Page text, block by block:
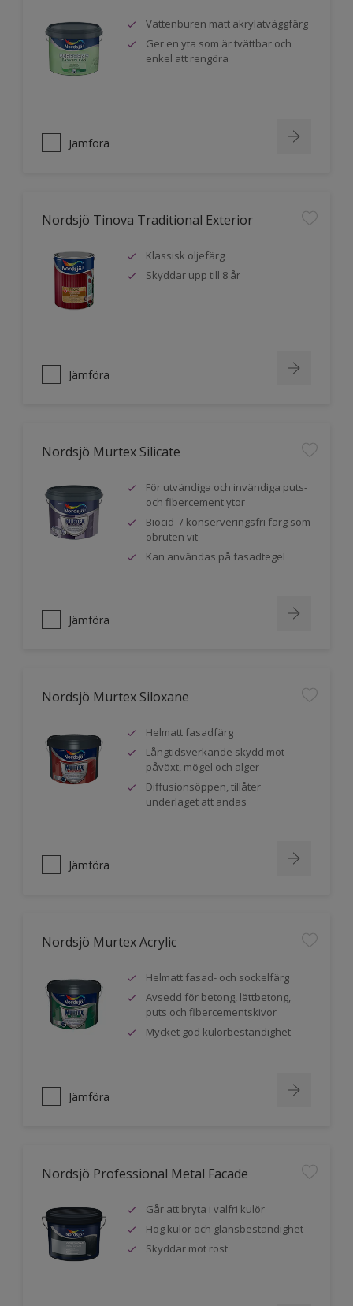
Vattenburen matt akrylatväggfärg
Ger en yta som är tvättbar och
enkel att rengöra
Jämföra
Nordsjö Tinova Traditional Exterior
Klassisk oljefärg
Skyddar upp till 8 år
Jämföra
Nordsjö Murtex Silicate
För utvändiga och invändiga puts-
och fibercement ytor
Biocid- / konserveringsfri färg som
obruten vit
Kan användas på fasadtegel
Jämföra
Nordsjö Murtex Siloxane
Helmatt fasadfärg
Långtidsverkande skydd mot
påväxt, mögel och alger
Diffusionsöppen, tillåter
underlaget att andas
Jämföra
Nordsjö Murtex Acrylic
Helmatt fasad- och sockelfärg
Avsedd för betong, lättbetong,
puts och fibercementskivor
Mycket god kulörbeständighet
Jämföra
Nordsjö Professional Metal Facade
Går att bryta i valfri kulör
Hög kulör och glansbeständighet
Skyddar mot rost